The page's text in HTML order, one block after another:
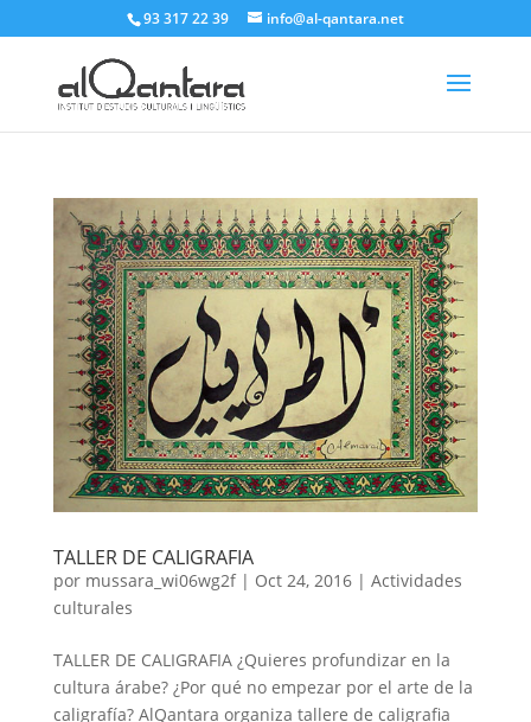
93 317 22 39 info@al-qantara.net
TALLER DE CALIGRAFIA
por mussara_wi06wg2f| Oct 24, 2016| Actividades
culturales
TALLER DE CALIGRAFIA ¿Quieres profundizar en la
cultura árabe? ¿Por qué no empezar por el arte de la
caligrafía? AlQantara organiza tallere de caligrafia